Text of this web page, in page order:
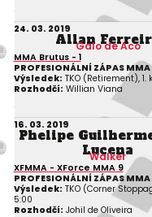
24. 03. 2019
AllanGalo de Aco
MMA Brutus - 1
PROFESIONÁLNÍ ZÁPAS MMA
Výsledek: TKO (Retirement), 1.
Rozhodčí: Willian Viana
16. 03. 2019
Phelipe
Lucena
Walker
XFMMA - XForce MMA 9
PROFESIONÁLNÍ ZÁPAS MMA
Výsledek: TKO (Corner
5:00
Rozhodčí: Johil de Oliveira